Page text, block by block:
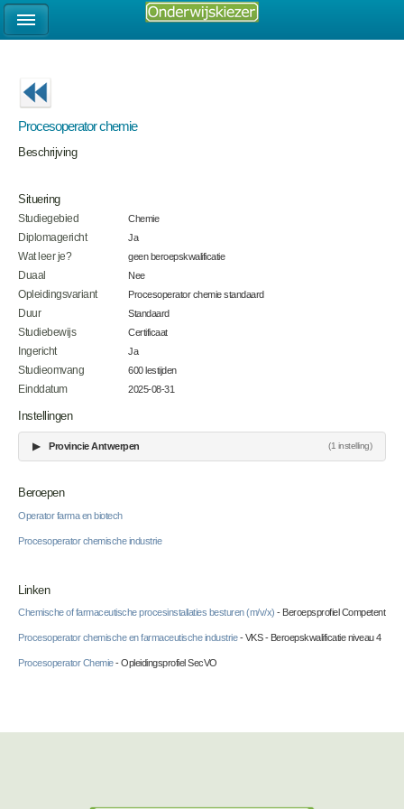
Procesoperator chemie
Beschrijving
Situering
Studiegebied
Chemie
Diplomagericht
Ja
Wat leer je?
geen beroepskwalificatie
Duaal
Nee
Opleidingsvariant
Procesoperator chemie standaard
Duur
Standaard
Studiebewijs
Certificaat
Ingericht
Ja
Studieomvang
600 lestijden
Einddatum
2025-08-31
Instellingen
▶ Provincie Antwerpen (1 instelling)
Beroepen
Operator farma en biotech
Procesoperator chemische industrie
Linken
Chemische of farmaceutische procesinstallaties besturen (m/v/x) - Beroepsprofiel Competent
Procesoperator chemische en farmaceutische industrie- VKS - Beroepskwalificatie niveau 4
Procesoperator Chemie- Opleidingsprofiel SecVO